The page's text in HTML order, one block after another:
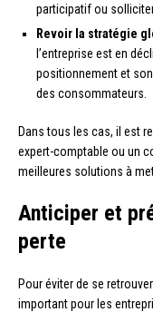
participatif ou
Revoir la stratégie
l’entreprise est en
positionnement et
des consommateurs.
Dans tous les cas, il est
expert-comptable ou un
meilleures solutions à
Anticiper et
perte
Pour éviter de se
important pour les